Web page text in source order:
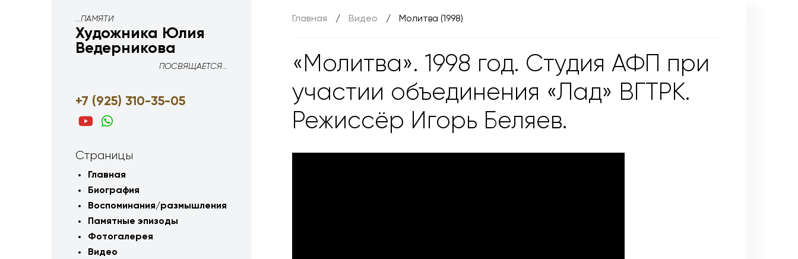
...ПАМЯТИ
Художника Юлия
Ведерникова
ПОСВЯЩАЕТСЯ...
+7 (925) 310-35-05
Страницы
Главная
Биография
Воспоминания/размышления
Памятные эпизоды
Фотогалерея
Видео
Главная Видео Молитва (1998)
«Молитва». 1998 год. Студия АФП при
участии объединения «Лад» ВГТРК.
Режиссёр Игорь Беляев.